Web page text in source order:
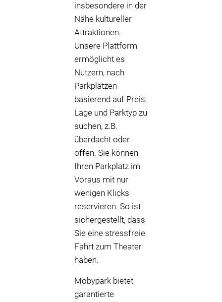
insbesondere in der
Nähe kultureller
Attraktionen.
Unsere Plattform
ermöglicht es
Nutzern, nach
Parkplätzen
basierend auf Preis,
Lage und Parktyp zu
suchen, z.B.
überdacht oder
offen. Sie können
Ihren Parkplatz im
Voraus mit nur
wenigen Klicks
reservieren. So ist
sichergestellt, dass
Sie eine stressfreie
Fahrt zum Theater
haben.
Mobypark bietet
garantierte